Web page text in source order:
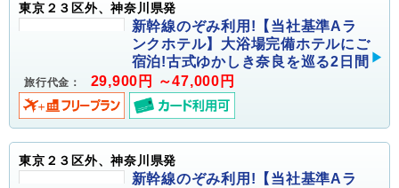
東京２３区外、神奈川県発
新幹線のぞみ利用!【当社基準Aラ
ンクホテル】大浴場完備ホテルにご
宿泊!古式ゆかしき奈良を巡る2日間
旅行代金： 29,900円 ～47,000円
東京２３区外、神奈川県発
新幹線のぞみ利用!【当社基準Aラ